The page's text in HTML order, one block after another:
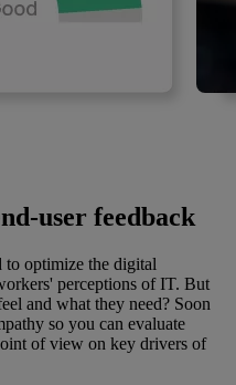
user feedback
to optimize the digital
perceptions of IT. But
and what they need? Soon
so you can evaluate
of view on key drivers of